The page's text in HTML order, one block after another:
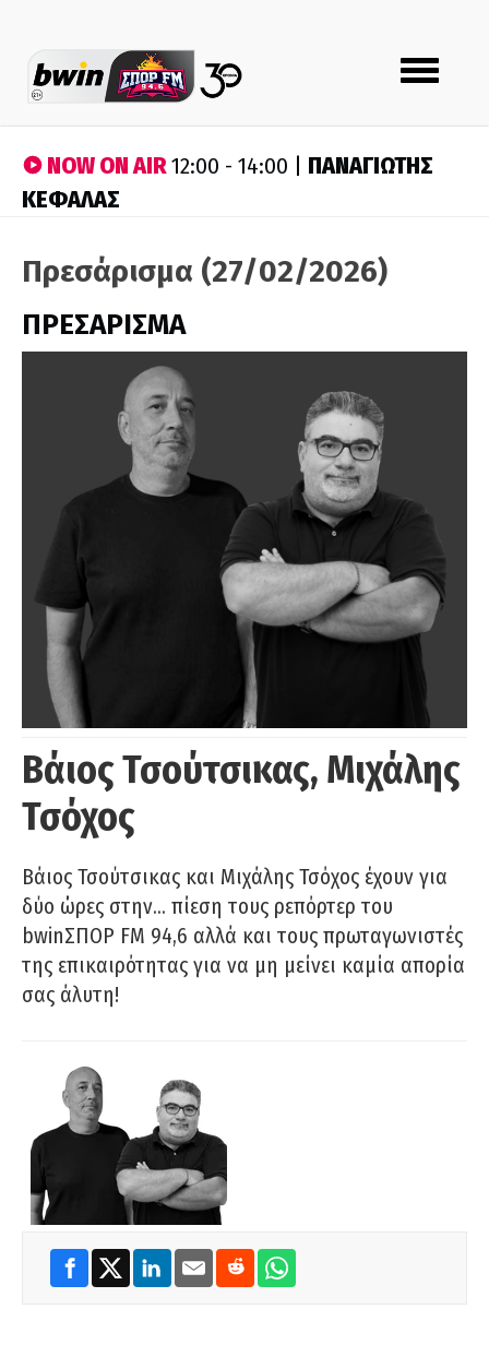
Toggle
navigation
NOW ON AIR12:00 - 14:00 | ΠΑΝΑΓΙΩΤΗΣ
ΚΕΦΑΛΑΣ
Πρεσάρισμα (27/02/2026)
ΠΡΕΣΑΡΙΣΜΑ
Βάιος Τσούτσικας, Μιχάλης
Τσόχος
Βάιος Τσούτσικας και Μιχάλης Τσόχος έχουν για
δύο ώρες στην… πίεση τους ρεπόρτερ του
bwinΣΠΟΡ FM 94,6 αλλά και τους πρωταγωνιστές
της επικαιρότητας για να μη μείνει καμία απορία
σας άλυτη!